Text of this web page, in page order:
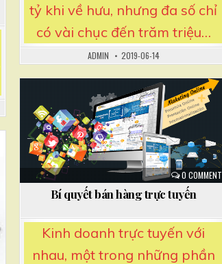
tỷ khi về hưu, nhưng đa số chỉ
có vài chục đến trăm triệu…
ADMIN 2019-06-14
0 COMMENT
Posted
in
Bí quyết bán hàng trực tuyến
Kinh doanh trực tuyến với
nhau, một trong những phần